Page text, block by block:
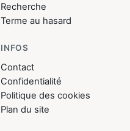
Recherche
Terme au hasard
INFOS
Contact
Confidentialité
Politique des cookies
Plan du site